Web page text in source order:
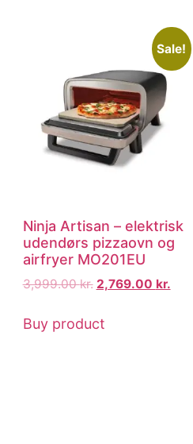
Sale!
Ninja Artisan – elektrisk
udendørs pizzaovn og
airfryer MO201EU
3,999.00kr. 2,769.00 kr.
Buy product